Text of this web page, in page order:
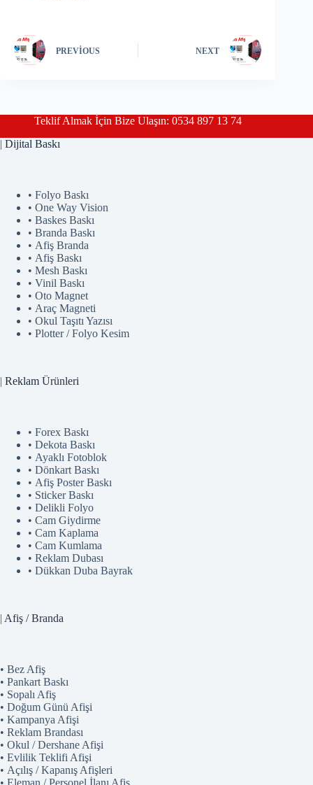
PREVIOUS NEXT
Teklif Almak İçin Bize Ulaşın: 0534 897 13 74
| Dijital Baskı
• Folyo Baskı
• One Way Vision
• Baskes Baskı
• Branda Baskı
• Afiş Branda
• Afiş Baskı
• Mesh Baskı
• Vinil Baskı
• Oto Magnet
• Araç Magneti
• Okul Taşıtı Yazısı
• Plotter / Folyo Kesim
| Reklam Ürünleri
• Forex Baskı
• Dekota Baskı
• Ayaklı Fotoblok
• Dönkart Baskı
• Afiş Poster Baskı
• Sticker Baskı
• Delikli Folyo
• Cam Giydirme
• Cam Kaplama
• Cam Kumlama
• Reklam Dubası
• Dükkan Duba Bayrak
| Afiş / Branda
• Bez Afiş
• Pankart Baskı
• Sopalı Afiş
• Doğum Günü Afişi
• Kampanya Afişi
• Reklam Brandası
• Okul / Dershane Afişi
• Evlilik Teklifi Afişi
• Açılış / Kapanış Afişleri
• Eleman / Personel İlanı Afiş